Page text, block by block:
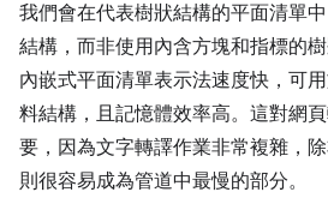
我們會在代表樹狀結構的平面清單
結構，而非使用內含方塊和指標的
內嵌式平面清單表示法速度快，可
料結構，且記憶體效率高。這對網
要，因為文字轉譯作業非常複雜，
則很容易成為管道中最慢的部分。